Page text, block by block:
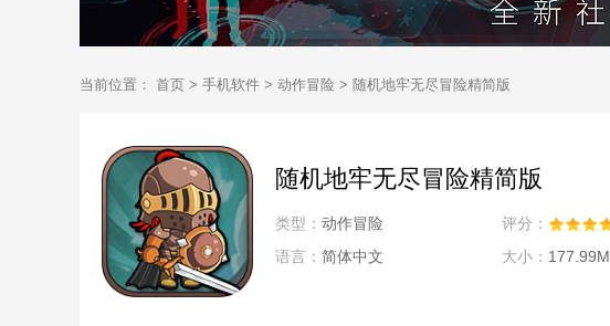
当前位置： 首页 > 手机软件 > 动作冒险 > 随机地牢无尽冒险精简版
随机地牢无尽冒险精简版
类型： 动作冒险 评分：
语言： 简体中文 大小： 177.99M